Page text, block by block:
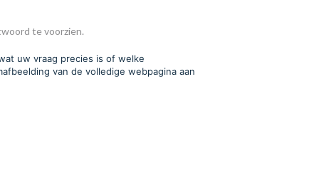
te voorzien.
uw vraag precies is of welke
van de volledige webpagina aan